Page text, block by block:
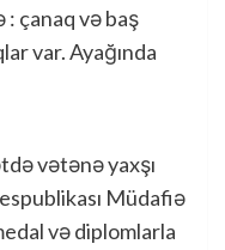
: çanaq və baş
var. Ayağında
vətənə yaxşı
Müdafiə
və diplomlarla